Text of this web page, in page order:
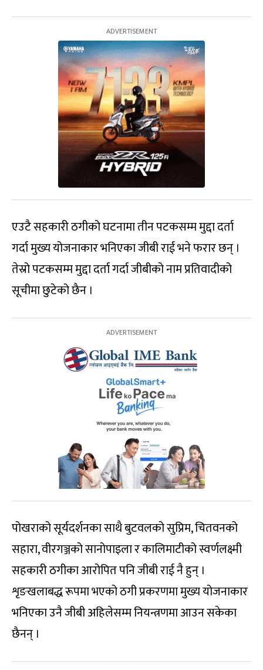
एउटै सहकारी ठगीको घटनामा तीन पटकसम्म मुद्दा दर्ता
गर्दा मुख्य योजनाकार भनिएका जीबी राई भने फरार छन् ।
तेस्रो पटकसम्म मुद्दा दर्ता गर्दा जीबीको नाम प्रतिवादीको
सूचीमा छुटेको छैन ।
पोखराको सूर्यदर्शनका साथै बुटवलको सुप्रिम, चितवनको
सहारा, वीरगञ्जको सानोपाइला र कालिमाटीको स्वर्णलक्ष्मी
सहकारी ठगीका आरोपित पनि जीबी राई नै हुन् ।
शृङखलाबद्ध रूपमा भएको ठगी प्रकरणमा मुख्य योजनाकार
भनिएका उनै जीबी अहिलेसम्म नियन्त्रणमा आउन सकेका
छैनन् ।